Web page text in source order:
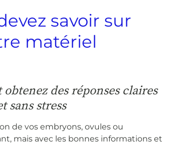
savoir sur
matériel
des réponses claires
sans stress
de vos embryons, ovules ou
mais avec les bonnes informations et